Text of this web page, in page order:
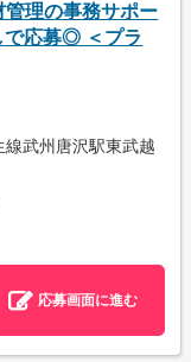
理の事務サポー
で応募◎ ＜プラ
武州唐沢駅東武越
応募画面に進む